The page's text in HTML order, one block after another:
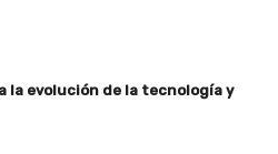
la evolución de la tecnología y